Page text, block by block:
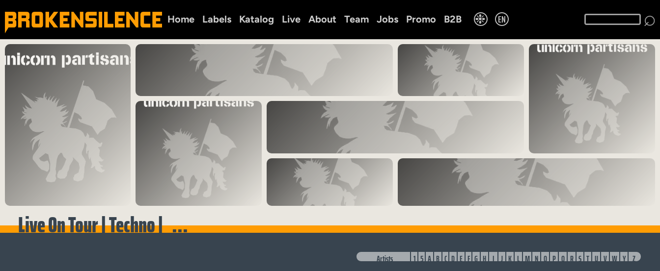
Home Labels Katalog Live About Team Jobs Promo B2B ❉ EN ⌕
Live On Tour | Techno | ...
Artists 1 5 A B C D E F G H I J K L M N O P Q R S T U V W Y Z